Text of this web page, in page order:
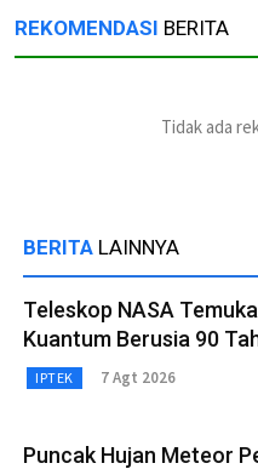
REKOMENDASI BERITA
Tidak ada
BERITA LAINNYA
Teleskop NASA
Kuantum Berusia 90
IPTEK 7 Agt 2026
Puncak Hujan Meteor